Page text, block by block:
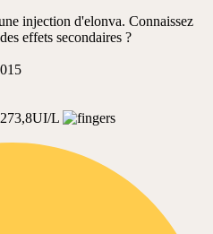
injection d'elonva. Connaissez
effets secondaires ?
L